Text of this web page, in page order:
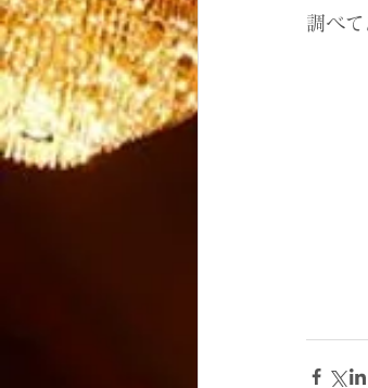
調べ